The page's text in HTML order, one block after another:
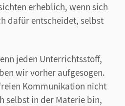
erheblich, wenn sich
dafür entscheidet, selbst
jeden Unterrichtsstoff,
wir vorher aufgesogen.
Kommunikation nicht
selbst in der Materie bin,